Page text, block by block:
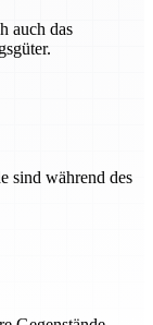
auch das
sind während des